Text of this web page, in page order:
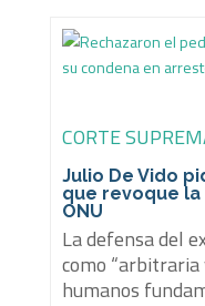
CORTE
Julio De Vido
que revoque
ONU
La defensa del
como
humanos